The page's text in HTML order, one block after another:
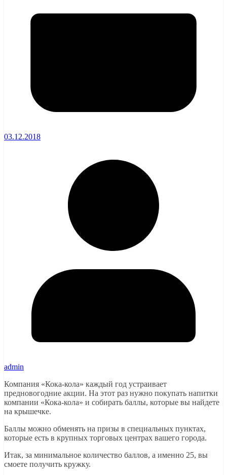
03.12.2018
admin
Компания «Кока-кола» каждый год устраивает
предновогодние акции. На этот раз нужно покупать напитки
компании «Кока-кола» и собирать баллы, которые вы найдете
на крышечке.
Баллы можно обменять на призы в специальных пунктах,
которые есть в крупных торговых центрах вашего города.
Итак, за минимальное количество баллов, а именно 25, вы
смоете получить кружку.